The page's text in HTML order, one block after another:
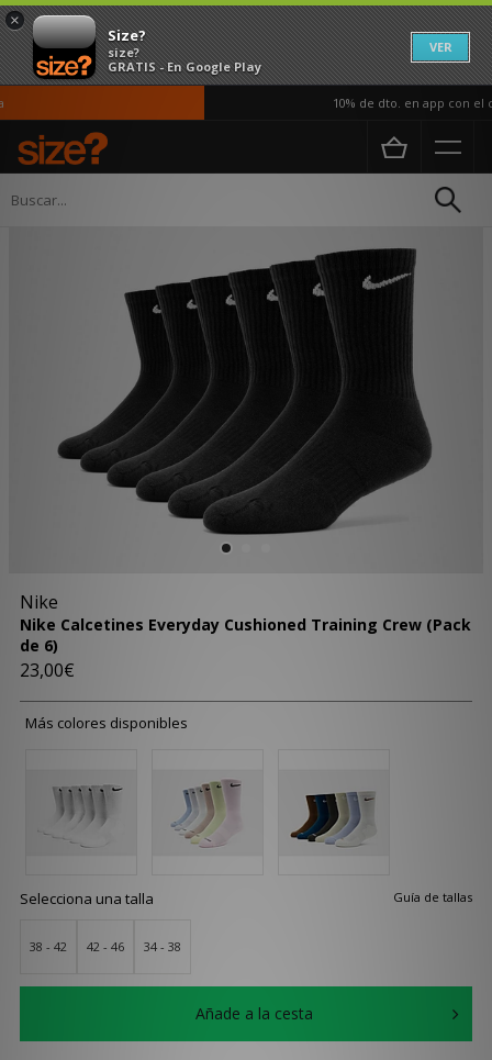
×
Size?
size?
GRATIS - En Google Play
VER
10% de dto. en app con el
Página principal
Nike
Nike Calcetines Everyday Cushioned Training Crew (Pack
de 6)
23,00€
Más colores disponibles
Guía de tallas
Selecciona una talla
38 - 42 42 - 46 34 - 38
Añade a la cesta